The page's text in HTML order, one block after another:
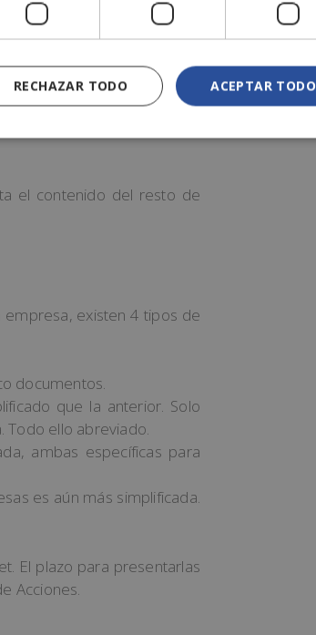
que se ha generado
el contenido del resto de
existen 4 tipos de
documentos.
que la anterior. Solo
Todo ello abreviado.
ambas específicas para
es aún más simplificada.
El plazo para presentarlas
Acciones.
ACEPTAR TODO
RECHAZAR TODO